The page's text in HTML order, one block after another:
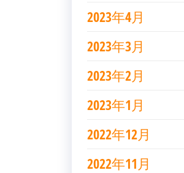
2023年4月
2023年3月
2023年2月
2023年1月
2022年12月
2022年11月